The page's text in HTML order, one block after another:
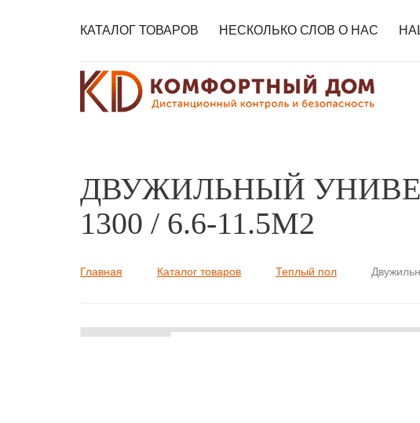
КАТАЛОГ ТОВАРОВ НЕСКОЛЬКО СЛОВ О НАС
ДВУЖИЛЬНЫЙ
1300 / 6.6-11.5М2
Главная Каталог товаров Теплый пол